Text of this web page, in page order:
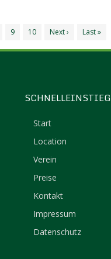
9 10 Next › Last »
SCHNELLEINSTIEG
Start
Location
Verein
Preise
Kontakt
Impressum
Datenschutz